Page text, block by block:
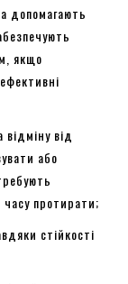
допомагають
якщо
відміну від
або
часу протирати;
стійкості